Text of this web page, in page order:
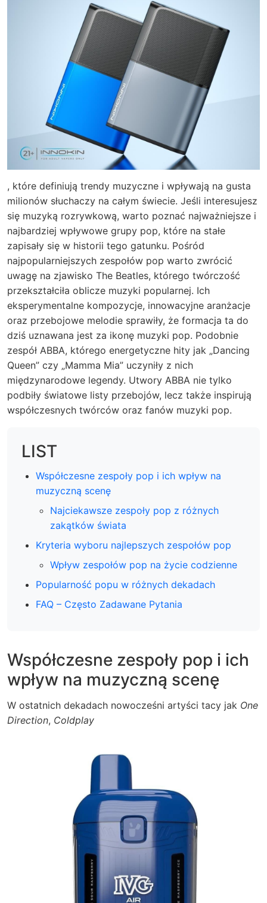
, które definiują trendy muzyczne i wpływają na gusta
milionów słuchaczy na całym świecie. Jeśli interesujesz
się muzyką rozrywkową, warto poznać najważniejsze i
najbardziej wpływowe grupy pop, które na stałe
zapisały się w historii tego gatunku. Pośród
najpopularniejszych zespołów pop warto zwrócić
uwagę na zjawisko The Beatles, którego twórczość
przekształciła oblicze muzyki popularnej. Ich
eksperymentalne kompozycje, innowacyjne aranżacje
oraz przebojowe melodie sprawiły, że formacja ta do
dziś uznawana jest za ikonę muzyki pop. Podobnie
zespół ABBA, którego energetyczne hity jak „Dancing
Queen” czy „Mamma Mia” uczyniły z nich
międzynarodowe legendy. Utwory ABBA nie tylko
podbiły światowe listy przebojów, lecz także inspirują
współczesnych twórców oraz fanów muzyki pop.
LIST
Współczesne zespoły pop i ich wpływ na
muzyczną scenę
Najciekawsze zespoły pop z różnych
zakątków świata
Kryteria wyboru najlepszych zespołów pop
Wpływ zespołów pop na życie codzienne
Popularność popu w różnych dekadach
FAQ – Często Zadawane Pytania
Współczesne zespoły pop i ich
wpływ na muzyczną scenę
W ostatnich dekadach nowocześni artyści tacy jak One
Direction, Coldplay